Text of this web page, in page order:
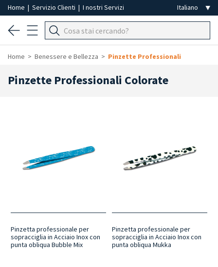
Home | Servizio Clienti | I nostri Servizi
Home Benessere e Bellezza Pinzette Professionali
Pinzette Professionali Colorate
Pinzetta professionale per
sopracciglia in Acciaio Inox con
punta obliqua Bubble Mix
Pinzetta professionale per
sopracciglia in Acciaio Inox con
punta obliqua Mukka